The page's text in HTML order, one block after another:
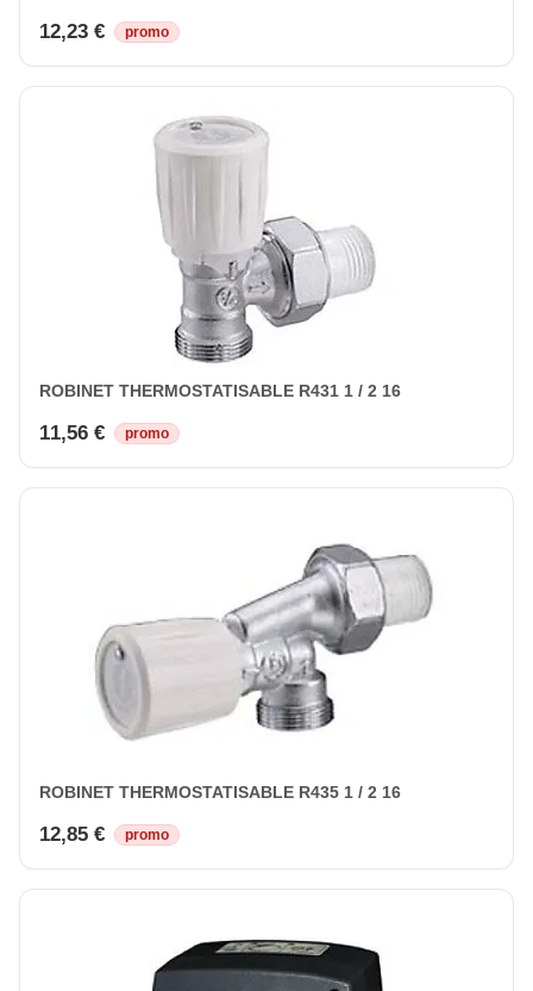
12,23 € promo
ROBINET THERMOSTATISABLE R431 1 / 2 16
11,56 € promo
ROBINET THERMOSTATISABLE R435 1 / 2 16
12,85 € promo